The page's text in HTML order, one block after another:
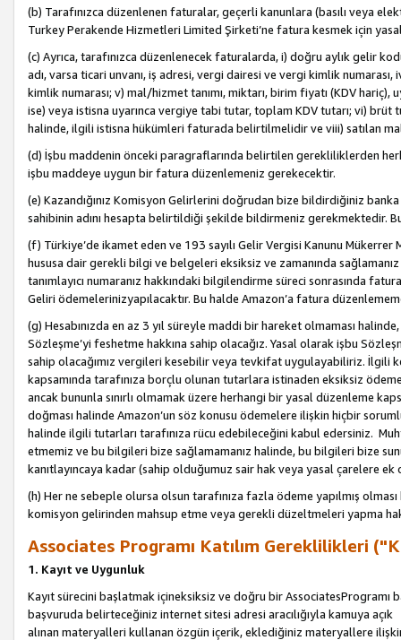
(b) Tarafınızca düzenlenen faturalar, geçerli kanunlara (basılı veya
Turkey Perakende Hizmetleri Limited Şirketi’ne fatura kesmek için
(c) Ayrıca, tarafınızca düzenlenecek faturalarda, i) doğru aylık gelir
adı, varsa ticari unvanı, iş adresi, vergi dairesi ve vergi kimlik
kimlik numarası; v) mal/hizmet tanımı, miktarı, birim fiyatı (KDV
ise) veya istisna uyarınca vergiye tabi tutar, toplam KDV tutarı; vi) brüt
halinde, ilgili istisna hükümleri faturada belirtilmelidir ve viii) satılan
(d) İşbu maddenin önceki paragraflarında belirtilen gerekliliklerden
işbu maddeye uygun bir fatura düzenlemeniz gerekecektir.
(e) Kazandığınız Komisyon Gelirlerini doğrudan bize bildirdiğiniz banka
sahibinin adını hesapta belirtildiği şekilde bildirmeniz gerekmektedir.
(f) Türkiye’de ikamet eden ve 193 sayılı Gelir Vergisi Kanunu
hususa dair gerekli bilgi ve belgeleri eksiksiz ve zamanında
tanımlayıcı numaranız hakkındaki bilgilendirme süreci sonrasında
Geliri ödemelerinizyapılacaktır. Bu halde Amazon’a fatura
(g) Hesabınızda en az 3 yıl süreyle maddi bir hareket olmaması
Sözleşme’yi feshetme hakkına sahip olacağız. Yasal olarak işbu
sahip olacağımız vergileri kesebilir veya tevkifat uygulayabiliriz. İlgili
kapsamında tarafınıza borçlu olunan tutarlara istinaden eksiksiz
ancak bununla sınırlı olmamak üzere herhangi bir yasal düzenleme
doğması halinde Amazon’un söz konusu ödemelere ilişkin hiçbir
halinde ilgili tutarları tarafınıza rücu edebileceğini kabul edersiniz.
etmemiz ve bu bilgileri bize sağlamamanız halinde, bu bilgileri bize
kanıtlayıncaya kadar (sahip olduğumuz sair hak veya yasal çarelere
(h) Her ne sebeple olursa olsun tarafınıza fazla ödeme yapılmış
komisyon gelirinden mahsup etme veya gerekli düzeltmeleri yapma
Associates Programı Katılım Gereklilikleri
1. Kayıt ve Uygunluk
Kayıt sürecini başlatmak içineksiksiz ve doğru bir AssociatesProgramı
başvuruda belirteceğiniz internet sitesi adresi aracılığıyla kamuya
alınan materyalleri kullanan özgün içerik, eklediğiniz materyallere